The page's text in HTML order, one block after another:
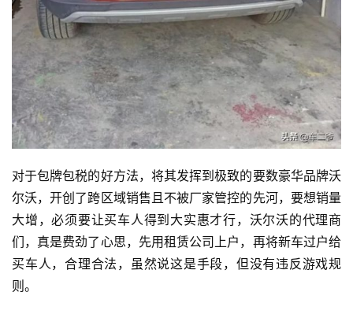
投
稿
对于包牌包税的好方法，将其发挥到极致的要数豪华品牌沃
尔沃，开创了跨区域销售且不被厂家管控的先河，要想销量
大增，必须要让买车人得到大实惠才行，沃尔沃的代理商
们，真是费劲了心思，先用租赁公司上户，再将新车过户给
买车人，合理合法，虽然说这是手段，但没有违反游戏规
则。